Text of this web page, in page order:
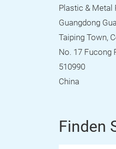
Plastic & Metal
Guangdong
Taiping Town,
No. 17 Fucong
510990
China
Finden